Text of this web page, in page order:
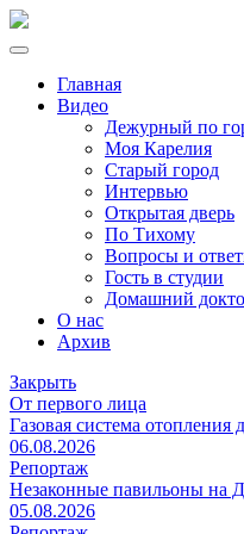
Главная
Видео
Дежурный по
Моя Карелия
Старый город
Интервью
Открытая дверь
По Тихому
Вопросы и
Гость в студии
Домашний
О нас
Архив
Закрыть
От первого лица
Газовая система отопления
06.08.2026
Репортаж
Незаконные павильоны на
05.08.2026